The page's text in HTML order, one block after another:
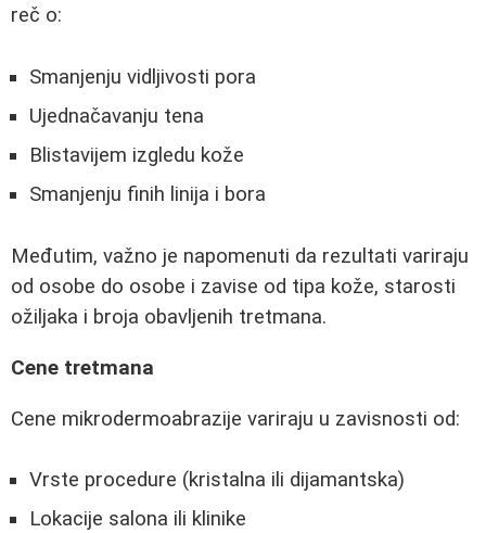
reč o:
Smanjenju vidljivosti pora
Ujednačavanju tena
Blistavijem izgledu kože
Smanjenju finih linija i bora
Međutim, važno je napomenuti da rezultati variraju
od osobe do osobe i zavise od tipa kože, starosti
ožiljaka i broja obavljenih tretmana.
Cene tretmana
Cene mikrodermoabrazije variraju u zavisnosti od:
Vrste procedure (kristalna ili dijamantska)
Lokacije salona ili klinike